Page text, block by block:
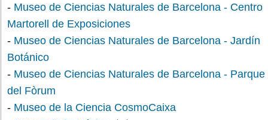
- Museo de Ciencias Naturales de Barcelona - Centro
Martorell de Exposiciones
- Museo de Ciencias Naturales de Barcelona - Jardín
Botánico
- Museo de Ciencias Naturales de Barcelona - Parque
del Fòrum
- Museo de la Ciencia CosmoCaixa